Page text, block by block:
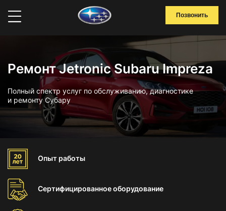
Позвонить
Ремонт Jetronic Subaru Impreza
Полный спектр услуг по обслуживанию, диагностике
и ремонту Субару
Опыт работы
Сертифицированноеоборудование